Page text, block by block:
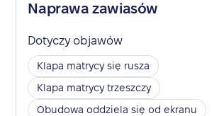
Naprawa zawiasów
Dotyczy objawów
Klapa matrycy się rusza
Klapa matrycy trzeszczy
Obudowa oddziela się od ekranu